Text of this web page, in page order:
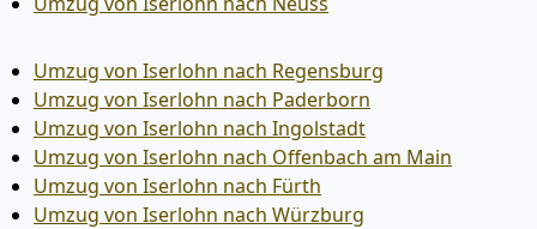
Umzug von Iserlohn nach Regensburg
Umzug von Iserlohn nach Paderborn
Umzug von Iserlohn nach Ingolstadt
Umzug von Iserlohn nach Offenbach am Main
Umzug von Iserlohn nach Fürth
Umzug von Iserlohn nach Würzburg